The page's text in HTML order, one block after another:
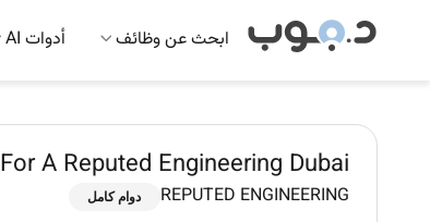
ابحث عن وظائف أدوات AI
For A Reputed Engineering Dubai
REPUTED ENGINEERING دوام كامل